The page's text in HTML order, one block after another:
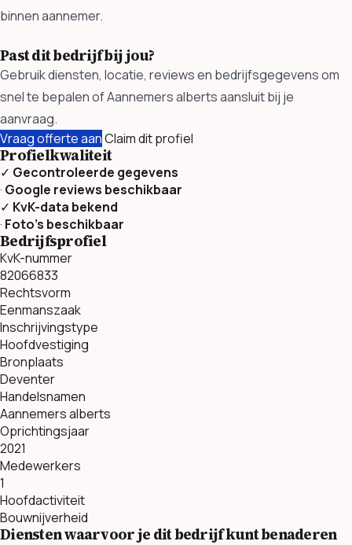
binnen aannemer.
Past dit bedrijf bij jou?
Gebruik diensten, locatie, reviews en bedrijfsgegevens om
snel te bepalen of Aannemers alberts aansluit bij je
aanvraag.
Vraag offerte aanClaim dit profiel
Profielkwaliteit
✓ Gecontroleerde gegevens
· Google reviews beschikbaar
✓ KvK-data bekend
· Foto’s beschikbaar
Bedrijfsprofiel
KvK-nummer
82066833
Rechtsvorm
Eenmanszaak
Inschrijvingstype
Hoofdvestiging
Bronplaats
Deventer
Handelsnamen
Aannemers alberts
Oprichtingsjaar
2021
Medewerkers
1
Hoofdactiviteit
Bouwnijverheid
Diensten waarvoor je dit bedrijf kunt benaderen